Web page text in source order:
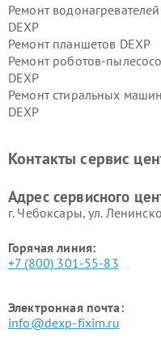
Ремонт водонагревателей
DEXP
Ремонт планшетов DEXP
Ремонт роботов-
DEXP
Ремонт стиральных машин
DEXP
Ремонт серверов DEXP
Контакты сервис
Адрес сервисного
г. Чебоксары, ул.
Горячая линия:
+7 (800) 301-55-83
Электронная почта:
info@dexp-fixim.ru